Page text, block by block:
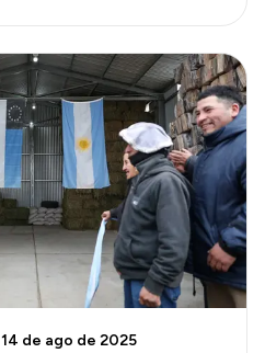
14 de ago de 2025